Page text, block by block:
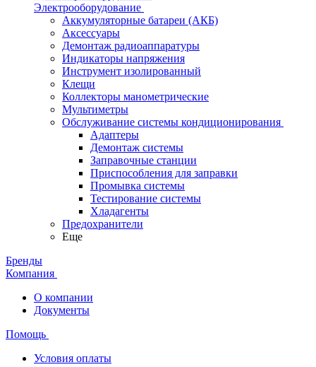
Электрооборудование
Аккумуляторные батареи (АКБ)
Аксессуары
Демонтаж радиоаппаратуры
Индикаторы напряжения
Инструмент изолированный
Клещи
Коллекторы манометрические
Мультиметры
Обслуживание системы кондиционирования
Адаптеры
Демонтаж системы
Заправочные станции
Приспособления для заправки
Промывка системы
Тестирование системы
Хладагенты
Предохранители
Еще
Бренды
Компания
О компании
Документы
Помощь
Условия оплаты